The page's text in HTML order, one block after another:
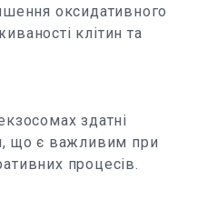
оксидативного
клітин та
здатні
що є важливим при
процесів.